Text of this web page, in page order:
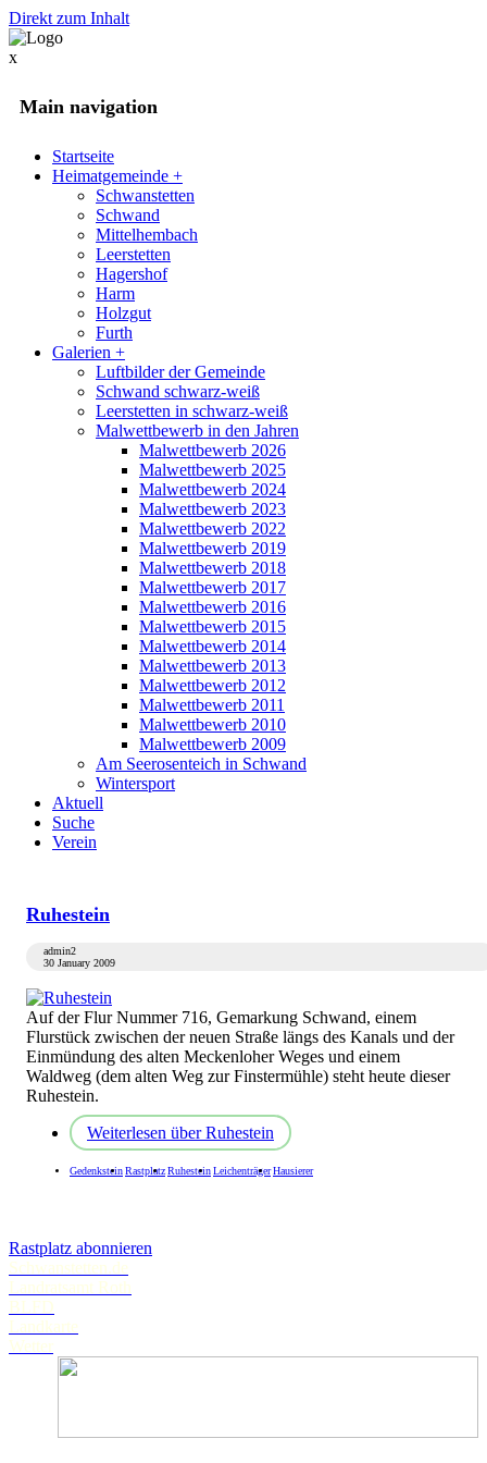
Direkt zum Inhalt
x
Main navigation
Startseite
Heimatgemeinde +
Schwanstetten
Schwand
Mittelhembach
Leerstetten
Hagershof
Harm
Holzgut
Furth
Galerien +
Luftbilder der Gemeinde
Schwand schwarz-weiß
Leerstetten in schwarz-weiß
Malwettbewerb in den Jahren
Malwettbewerb 2026
Malwettbewerb 2025
Malwettbewerb 2024
Malwettbewerb 2023
Malwettbewerb 2022
Malwettbewerb 2019
Malwettbewerb 2018
Malwettbewerb 2017
Malwettbewerb 2016
Malwettbewerb 2015
Malwettbewerb 2014
Malwettbewerb 2013
Malwettbewerb 2012
Malwettbewerb 2011
Malwettbewerb 2010
Malwettbewerb 2009
Am Seerosenteich in Schwand
Wintersport
Aktuell
Suche
Verein
Ruhestein
admin2
30 January 2009
Auf der Flur Nummer 716, Gemarkung Schwand, einem
Flurstück zwischen der neuen Straße längs des Kanals und der
Einmündung des alten Meckenloher Weges und einem
Waldweg (dem alten Weg zur Finstermühle) steht heute dieser
Ruhestein.
Weiterlesen über Ruhestein
GedenksteinRastplatzRuhesteinLeichenträgerHausierer
Rastplatz abonnieren
Schwanstetten.de
Landratsamt Roth
BLFD
Landkarte
Wetter